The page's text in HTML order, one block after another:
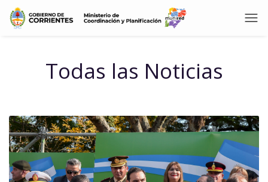
Todas las Noticias